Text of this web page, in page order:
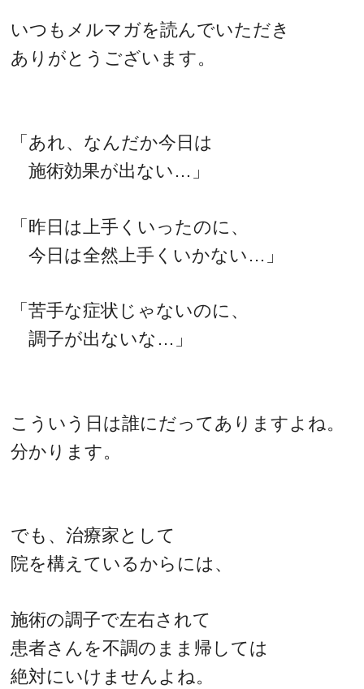
いつもメルマガを読んでいただき
ありがとうございます。
「あれ、なんだか今日は
施術効果が出ない…」
「昨日は上手くいったのに、
今日は全然上手くいかない…」
「苦手な症状じゃないのに、
調子が出ないな…」
こういう日は誰にだってありますよね。
分かります。
でも、治療家として
院を構えているからには、
施術の調子で左右されて
患者さんを不調のまま帰しては
絶対にいけませんよね。